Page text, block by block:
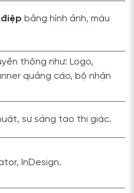
bằng hình ảnh, màu
thông như: Logo,
quảng cáo, bộ nhận
sự sáng tạo thị giác.
InDesign.